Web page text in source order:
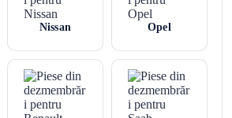
Nissan Opel